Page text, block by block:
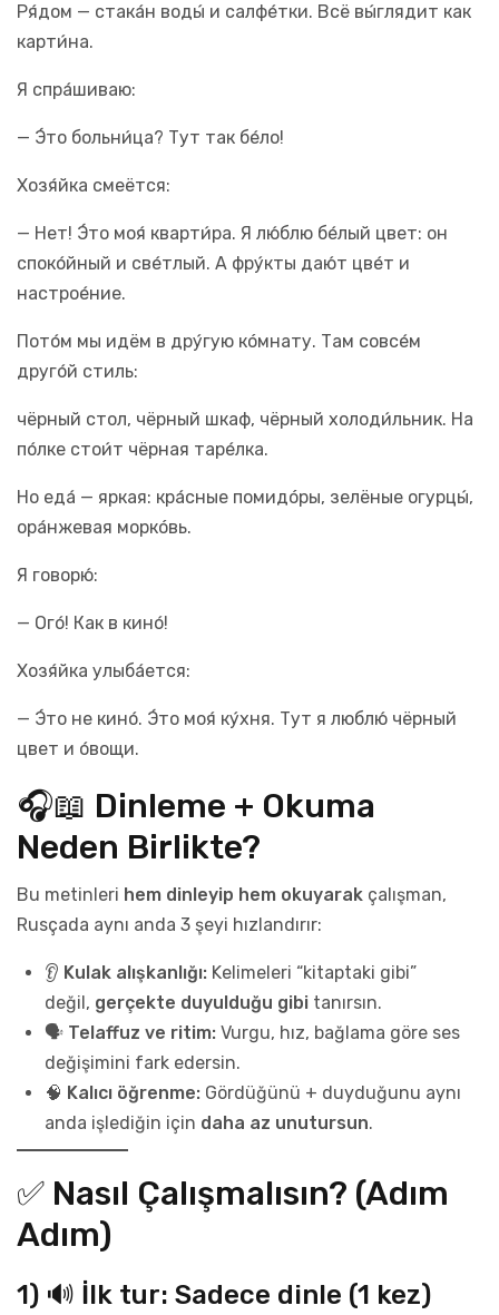
Ря́дом — стака́н воды́ и салфе́тки. Всё вы́глядит как
карти́на.
Я спра́шиваю:
— Э́то больни́ца? Тут так бе́ло!
Хозя́йка смеётся:
— Нет! Э́то моя́ кварти́ра. Я лю́блю бе́лый цвет: он
споко́йный и све́тлый. А фру́кты даю́т цве́т и
настрое́ние.
Пото́м мы идём в дру́гую кóмнату. Там совсе́м
друго́й стиль:
чёрный стол, чёрный шкаф, чёрный холоди́льник. На
по́лке стои́т чёрная таре́лка.
Но еда́ — яркая: кра́сные помидóры, зелёные огурцы́,
ора́нжевая моркóвь.
Я говорю́:
— Ого́! Как в кино́!
Хозя́йка улыба́ется:
— Э́то не кино́. Э́то моя́ ку́хня. Тут я люблю́ чёрный
цвет и о́вощи.
🎧📖 Dinleme + Okuma
Neden Birlikte?
Bu metinleri hem dinleyip hem okuyarak çalışman,
Rusçada aynı anda 3 şeyi hızlandırır:
👂 Kulak alışkanlığı: Kelimeleri “kitaptaki gibi”
değil, gerçekte duyulduğu gibi tanırsın.
🗣️ Telaffuz ve ritim: Vurgu, hız, bağlama göre ses
değişimini fark edersin.
🧠 Kalıcı öğrenme: Gördüğünü + duyduğunu aynı
anda işlediğin için daha az unutursun.
✅ Nasıl Çalışmalısın? (Adım
Adım)
1) 🔊 İlk tur: Sadece dinle (1 kez)